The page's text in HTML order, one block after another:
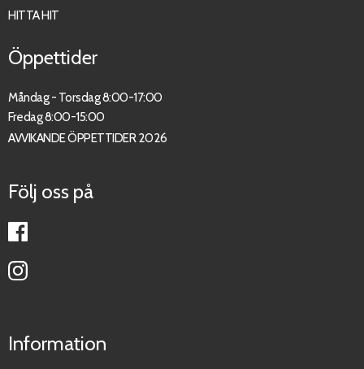
HITTA HIT
Öppettider
Måndag - Torsdag 8:00-17:00
Fredag 8:00-15:00
AVVIKANDE ÖPPETTIDER 2026
Följ oss på
Information